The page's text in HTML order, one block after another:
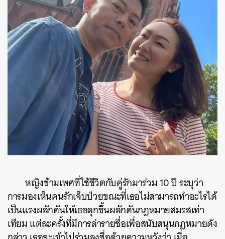
หญิงข้ามเพศที่ใช้ชีวิตกับคู่รักมาร่วม 10 ปี ระบุว่า
การมองเห็นคนรักเจ็บป่วยขณะที่เธอไม่สามารถทำอะไรได้
เป็นแรงผลักดันให้เธอลุกขึ้นผลักดันกฎหมายสมรสเท่า
เทียม แต่ละครั้งที่มีการล่ารายชื่อเพื่อสนับสนุนกฎหมายดัง